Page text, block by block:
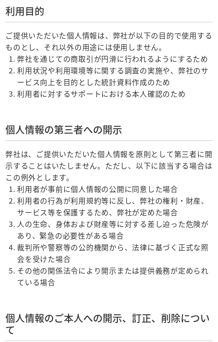
利用目的
ご提供いただいた個人情報は、弊社が以下の目的で使用する
ものとし、それ以外の用途には使用しません。
弊社を通じての商取引が円滑に行われるようにするため
利用状況や利用環境等に関する調査の実施や、弊社のサ
ービス向上を目的とした統計資料作成のため
利用者に対するサポートにおける本人確認のため
個人情報の第三者への開示
弊社は、ご提供いただいた個人情報を原則として第三者に開
示することはいたしません。ただし、以下に該当する場合は
この例外とします。
利用者が事前に個人情報の公開に同意した場合
利用者の行為が利用規約等に反し、弊社の権利・財産、
サービス等を保護するため、弊社が定めた場合
人の生命、身体および財産等に対する差し迫った危険が
あり、緊急の必要性がある場合
裁判所や警察等の公的機関から、法律に基づく正式な照
会を受けた場合
その他の関係法令により開示または提供義務が定められ
ている場合
個人情報のご本人への開示、訂正、削除につい
て